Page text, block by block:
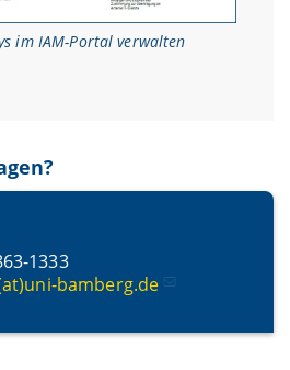
im IAM-Portal verwalten
1333
bamberg.de